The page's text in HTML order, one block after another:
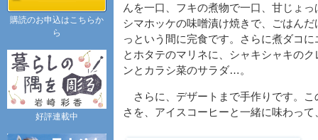
んを一口、フキの煮物で一口、甘じょっ
シマホッケの味噌漬け焼きで、ごはんだ
っという間に完食です。さらに煮ダコに
とホタテのマリネに、シャキシャキのク
ンとカラシ菜のサラダ…。
さらに、デザートまで手作りです。こ
さを、アイスコーヒーと一緒に味わっ
購読のお申込はこちらか
ら
好評連載中